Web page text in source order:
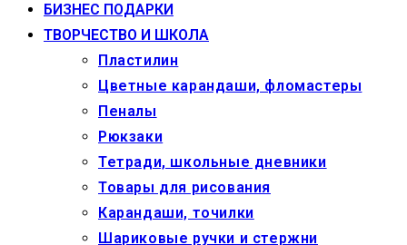
БИЗНЕС ПОДАРКИ
ТВОРЧЕСТВО И ШКОЛА
Пластилин
Цветные карандаши, фломастеры
Пеналы
Рюкзаки
Тетради, школьные дневники
Товары для рисования
Карандаши, точилки
Шариковые ручки и стержни